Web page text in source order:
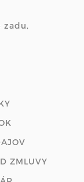
zadu,
ZMLUVY